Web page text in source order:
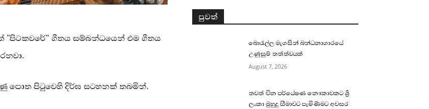
“පිටකවරේ” ගීතය සම්බන්ධයෙන් එම ගීතය
පොත පිටුවෙහි දිර්ඝ සටහනක් තබමින්.
පුවත්
බොරැල්ල මැගසින් බන්ධනාගාරයේ
උණුසුම් තත්ත්වයක්
August 7, 2026
තවත් චීන පර්යේෂණ නෞකාවකට ශ්‍රී
ලංකා මුහුදු සීමාවට පැමිණීමට අවසර